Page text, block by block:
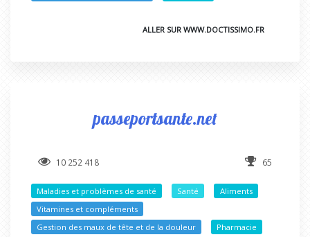
ALLER SUR WWW.DOCTISSIMO.FR
passeportsante.net
10 252 418 65
Maladies et problèmes de santé Santé
Aliments
Vitamines et compléments
Gestion des maux de tête et de la douleur
Pharmacie